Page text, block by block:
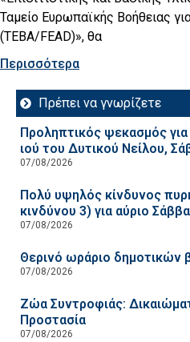
Ταμείο Ευρωπαϊκής Βοήθειας
(TEBA/FEAD)», θα
Περισσότερα
Πρέπει να γνωρίζετε
Προληπτικός ψεκασμός
ιού του Δυτικού Νείλου,
07/08/2026
Πολύ υψηλός κίνδυνος
κινδύνου 3) για αύριο
07/08/2026
Θερινό ωράριο δημοτικών
07/08/2026
Ζώα Συντροφιάς:
Προστασία
07/08/2026